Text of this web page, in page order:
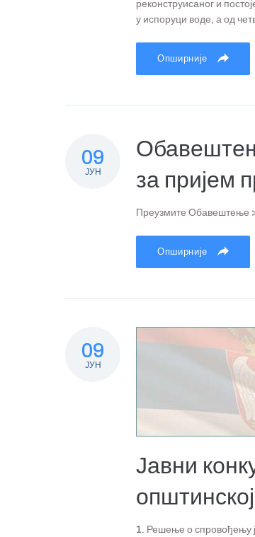
реконструисаног и
у испоруци воде, а од
Опширније
09
ЈУН
за пријем
Преузмите Обавештење
Опширније
09
ЈУН
Јавни
1. Решење о спровођењу